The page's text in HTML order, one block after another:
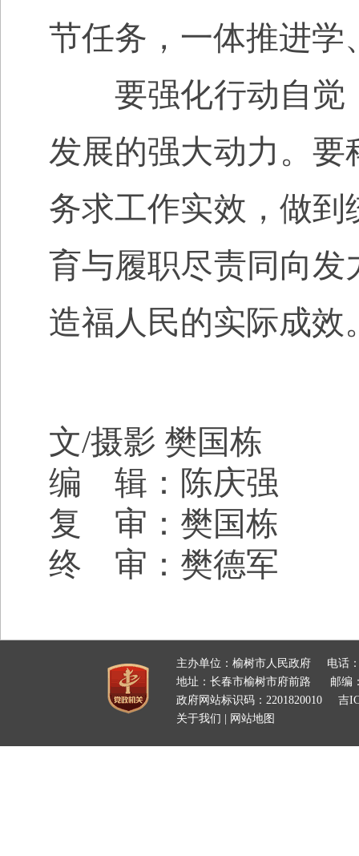
节任务，一体推进学
要强化行动自觉
发展的强大动力。
务求工作实效，做
育与履职尽责同向
造福人民的实际成效
文/摄影 樊国栋
编 辑：陈庆强
复 审：樊国栋
终 审：樊德军
主办单位：榆树市人民政府
电话
地址：长春市榆树市府前路
邮编
政府网站标识码：2201820010
吉
关于我们
网站地图